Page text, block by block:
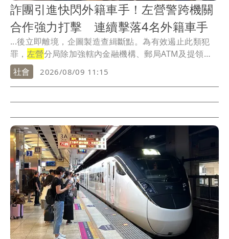
詐團引進快閃外籍車手！左營警跨機關
合作強力打擊 連續擊落4名外籍車手
...後立即離境，企圖製造查緝斷點。為有效遏止此類犯
罪， 左營分局除加強轄內金融機構、郵局ATM及提領熱
點巡...
社會 2026/08/09 11:15